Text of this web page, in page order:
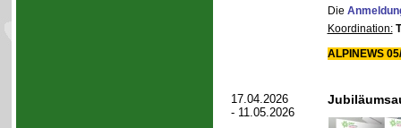
Die
Koordination:
ALPINEWS
17.04.2026
- 11.05.2026